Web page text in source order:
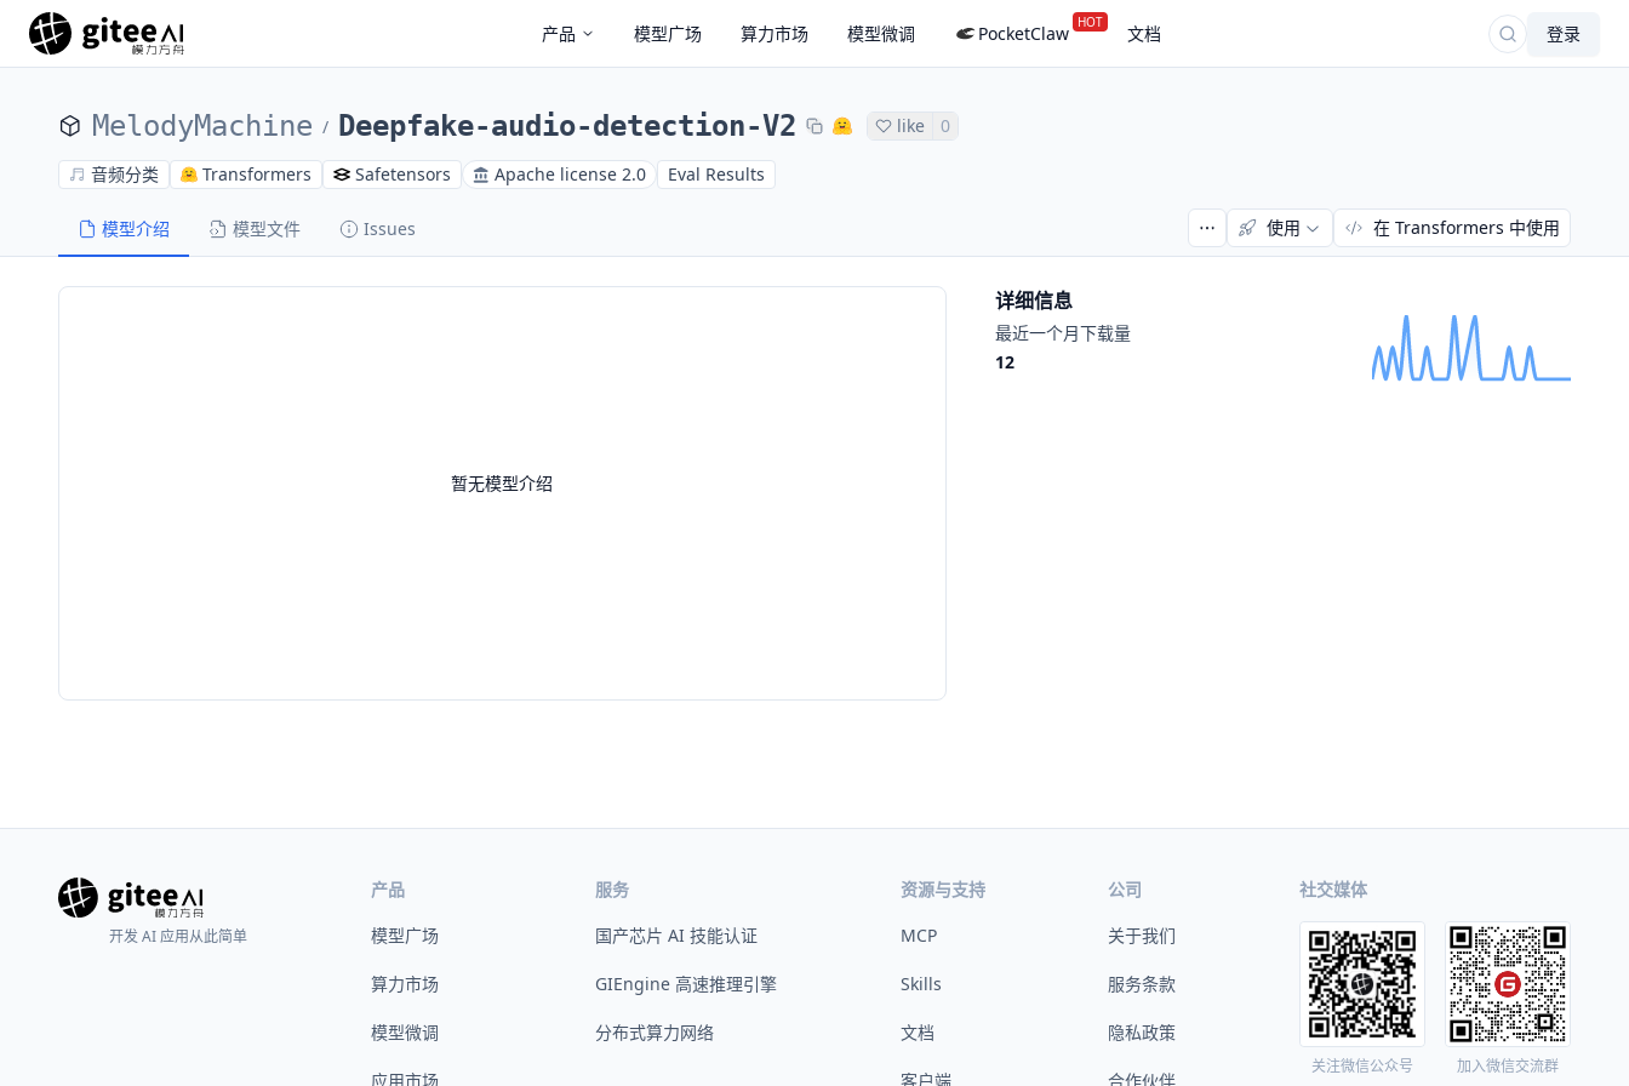
产品 模型广场 算力市场 模型微调 PocketClaw HOT 文档 登录
MelodyMachine / Deepfake-audio-detection-V2 like 0
音频分类 Transformers Safetensors Apache license 2.0 Eval Results
模型介绍 模型文件 Issues 使用 在 Transformers 中使用
暂无模型介绍
详细信息
最近一个月下载量
12
开发 AI 应用从此简单
产品
模型广场
算力市场
模型微调
应用市场
服务
国产芯片 AI 技能认证
GIEngine 高速推理引擎
分布式算力网络
资源与支持
MCP
Skills
文档
客户端
公司
关于我们
服务条款
隐私政策
合作伙伴
社交媒体
关注微信公众号 加入微信交流群